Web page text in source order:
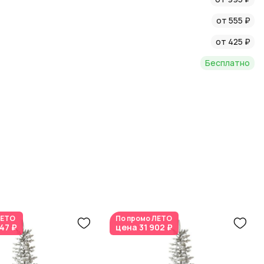
от 555 ₽
от 425 ₽
Бесплатно
₽
По промоЛЕТО
цена 31 902 ₽